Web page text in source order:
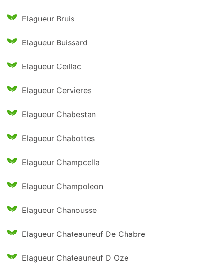
Elagueur Bruis
Elagueur Buissard
Elagueur Ceillac
Elagueur Cervieres
Elagueur Chabestan
Elagueur Chabottes
Elagueur Champcella
Elagueur Champoleon
Elagueur Chanousse
Elagueur Chateauneuf De Chabre
Elagueur Chateauneuf D Oze